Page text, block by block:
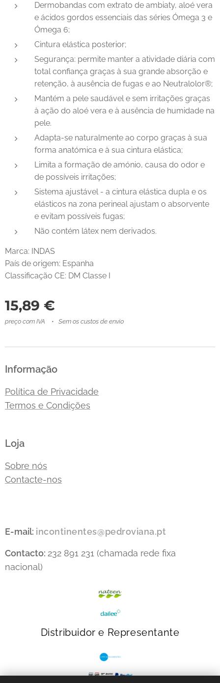
Dermobandas com extrato de ambiaty, aloé vera
e ácidos gordos essenciais das séries Ómega 3 e
Ómega 6;
Cintura elástica posterior;
Segurança: permite manter a atividade diária com
total confiança graças à sua grande absorção e
retenção, à ausência de fugas e ao Neutralolor®;
Mantém a pele saudável e sem irritações graças
à ação do aloé vera e à ausência de humidade na
pele.
Adapta-se naturalmente ao corpo graças à sua
forma anatómica e à sua cintura elástica;
Limita a formação de amónio, causa do odor e
de possíveis irritações;
Sistema ajustável - a cintura elástica dupla e os
elásticos na zona perineal ajustam o absorvente
e evitam possíveis fugas;
Não contém látex nem derivados.
Marca: INDAS
País de origem: Espanha
Classificação CE: DM Classe I
15,89 €
preço com IVA Sem os custos de envio
Informação
Política de Privacidade
Termos e Condições
Loja
Sobre nós
Contacte-nos
E-mail: incontinentes@pedroviana.pt
Contacto: 232 891 231 (chamada rede fixa
nacional)
Distribuidor e Representante